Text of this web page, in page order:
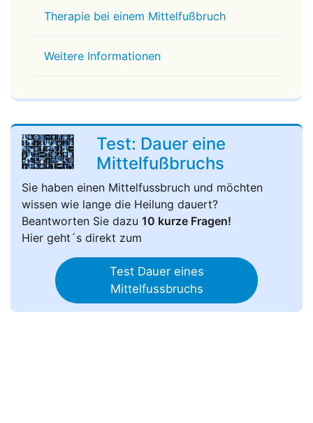
Therapie bei einem Mittelfußbruch
Weitere Informationen
Test: Dauer eine
Mittelfußbruchs
Sie haben einen Mittelfussbruch und möchten
wissen wie lange die Heilung dauert?
Beantworten Sie dazu 10 kurze Fragen!
Hier geht´s direkt zum
Test Dauer eines
Mittelfussbruchs